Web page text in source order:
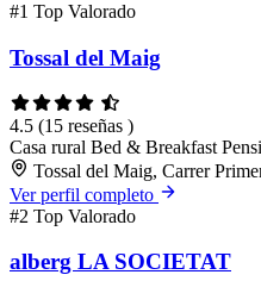
#1 Top Valorado
Tossal del Maig
4.5 (15 reseñas )
Casa rural Bed & Breakfast
Tossal del Maig, Carrer
Ver perfil completo
#2 Top Valorado
alberg LA SOCIETAT